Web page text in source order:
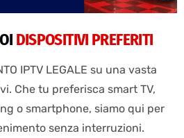
DISPOSITIVI PREFERITI
IPTV LEGALE su una vasta
Che tu preferisca smart TV,
o smartphone, siamo qui per
senza interruzioni.